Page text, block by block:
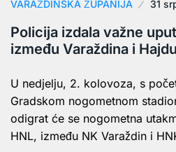
VARAŽDINSKA ŽUPANIJA 31
Policija izdala važne
između Varaždina i
U nedjelju, 2. kolovoza, s
Gradskom nogometnom
odigrat će se nogometna
HNL, između NK Varaždin i